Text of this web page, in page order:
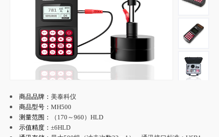
商品品牌： 美泰科仪
商品型号： MH500
测量范围：
（170～960）HLD
示值精度： ±6HLD